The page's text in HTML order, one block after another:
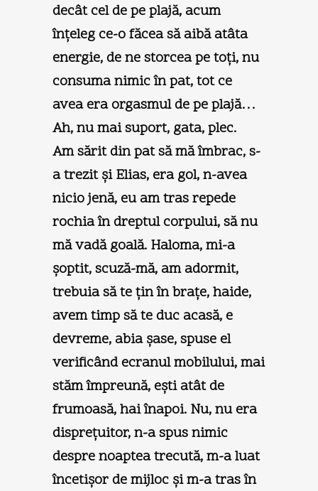
decât cel de pe plajă, acum
înţeleg ce-o făcea să aibă atâta
energie, de ne storcea pe toţi, nu
consuma nimic în pat, tot ce
avea era orgasmul de pe plajă…
Ah, nu mai suport, gata, plec.
Am sărit din pat să mă îmbrac, s-
a trezit şi Elias, era gol, n-avea
nicio jenă, eu am tras repede
rochia în dreptul corpului, să nu
mă vadă goală. Haloma, mi-a
şoptit, scuză-mă, am adormit,
trebuia să te ţin în braţe, haide,
avem timp să te duc acasă, e
devreme, abia şase, spuse el
verificând ecranul mobilului, mai
stăm împreună, eşti atât de
frumoasă, hai înapoi. Nu, nu era
dispreţuitor, n-a spus nimic
despre noaptea trecută, m-a luat
încetişor de mijloc şi m-a tras în